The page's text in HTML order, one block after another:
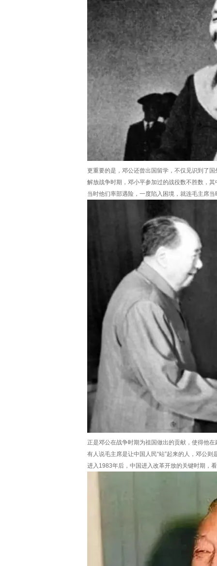
更重要的是，邓公还曾出国留学，不仅见识到了
解放战争时期，邓小平参加过的战役数不胜数，
当时他们率部遇险，一度陷入困境，就连毛主席
正是邓公在战争时期为祖国做出的贡献，使得他
有人说毛主席是让中国人民“站”起来的人，邓公
进入1983年后，中国进入改革开放的关键时期，